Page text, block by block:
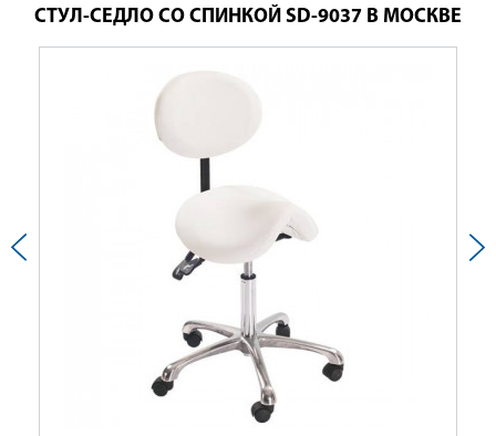
СТУЛ-СЕДЛО СО СПИНКОЙ SD-9037 В МОСКВЕ